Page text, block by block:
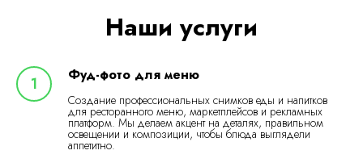
Наши услуги
Фуд-фото для меню
Создание профессиональных снимков еды и напитков
для ресторанного меню, маркетплейсов и рекламных
платформ. Мы делаем акцент на деталях, правильном
освещении и композиции, чтобы блюда выглядели
аппетитно.